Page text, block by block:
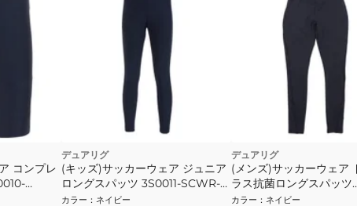
コンプレ
デュアリグ
(キッズ)サッカーウェア ジュニア
ロングスパッツ 3S0011-SCWR-
742ES NVY
カラー ： ネイビー
デュアリグ
(メンズ)サッカーウェア
ラス抗菌ロングスパッツ
741D1ES7684NVY 速乾
カラー ： ネイビー